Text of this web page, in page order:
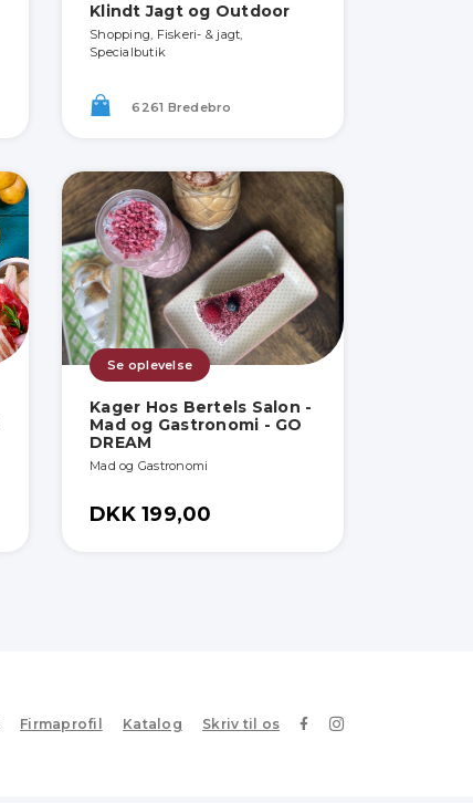
Klindt Jagt og Outdoor
Shopping, Fiskeri- & jagt,
Specialbutik
6261 Bredebro
Se oplevelse
Kager Hos Bertels Salon -
Mad og Gastronomi - GO
DREAM
Mad og Gastronomi
DKK 199,00
Firmaprofil Katalog Skriv til os